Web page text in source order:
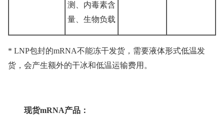
测、内毒素含
量、生物负载
* LNP包封的mRNA不能冻干发货，需要液体形式低温发
货，会产生额外的干冰和低温运输费用。
现货mRNA产品：